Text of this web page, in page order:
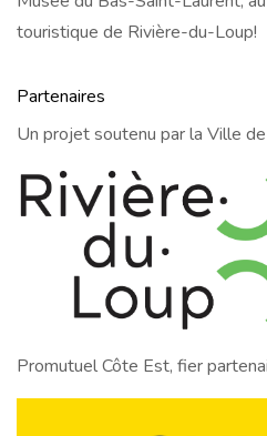
touristique de Rivière-du-Loup!
Partenaires
Un projet soutenu par la Ville
Promutuel Côte Est, fier